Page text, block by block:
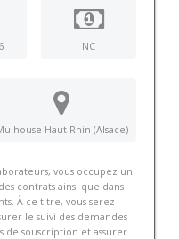
NC
Haut-Rhin (Alsace)
vous occupez un
contrats ainsi que dans
À ce titre, vous serez
le suivi des demandes
de souscription et assurer